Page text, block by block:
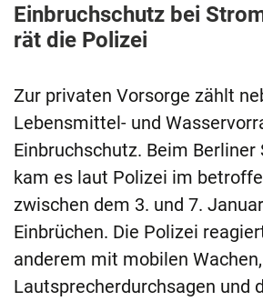
Einbruchschutz bei
rät die Polizei
Zur privaten Vorsorge zählt
Lebensmittel- und
Einbruchschutz. Beim
kam es laut Polizei im
zwischen dem 3. und 7.
Einbrüchen. Die Polizei
anderem mit mobilen Wachen,
Lautsprecherdurchsagen und